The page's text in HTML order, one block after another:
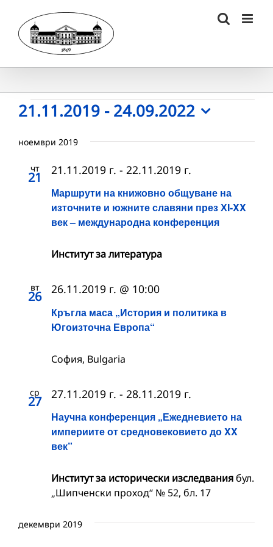
content
Събития
21.11.2019 - 24.09.2022
date.
ноември 2019
чт
21
Маршрути на книжовно общуване на
източните и южните славяни през ХI-XX
век – международна конференция
21.11.2019 г. - 22.11.2019 г.
Институт за литература
вт
26
Кръгла маса „История и политика в
Югоизточна Европа“
26.11.2019 г. @ 10:00
София, Bulgaria
ср
27
Научна конференция „Ежедневието на
империите от средновековието до XX
век”
27.11.2019 г. - 28.11.2019 г.
Институт за исторически изследваниябул.
„Шипченски проход“ № 52, бл. 17
декември 2019